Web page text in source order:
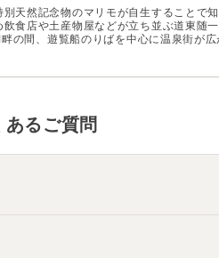
天然記念物のマリモが自生することで
や土産物屋などが立ち並ぶ道東随一の温泉地。 湖
の間、遊覧船のりばを中心に温泉街が広
天風呂などから湖面や阿寒富士（雄阿寒
大自然の宝庫。また温泉街に接して道内
を間近で見ることができる。深い山間
るご質問